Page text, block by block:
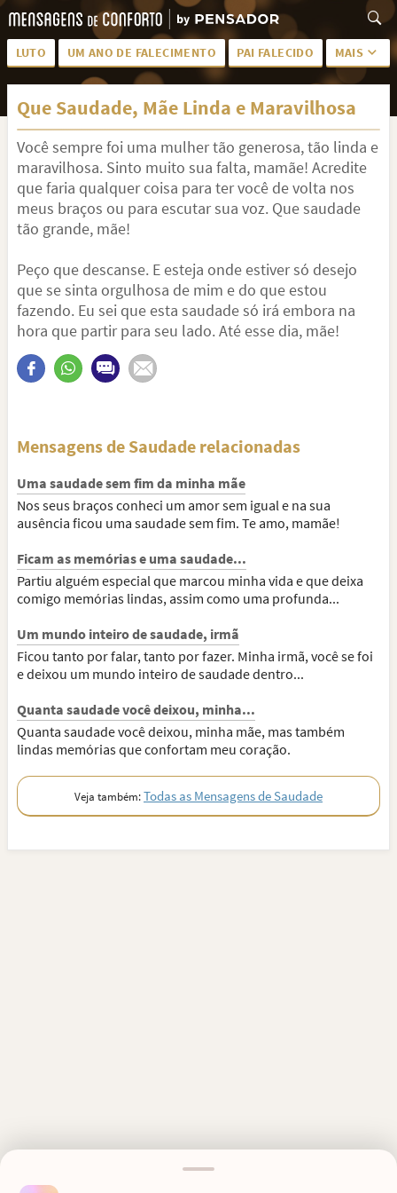
LUTO UM ANO DE FALECIMENTO PAI FALECIDO MAIS
LUTO PARA AMIGA PALAVRAS
SAUDADES DA MÃE
PÊSAMES PARA AMIGA DESCANSE EM PAZ
MEUS SENTIMENTOS PÊSAMES PARA AMIGO
FRASES DE LUTO PARA AMIGO FIM DE NAMORO
Que Saudade, Mãe Linda e Maravilhosa
Você sempre foi uma mulher tão generosa, tão linda e
maravilhosa. Sinto muito sua falta, mamãe! Acredite
que faria qualquer coisa para ter você de volta nos
meus braços ou para escutar sua voz. Que saudade
tão grande, mãe!
Peço que descanse. E esteja onde estiver só desejo
que se sinta orgulhosa de mim e do que estou
fazendo. Eu sei que esta saudade só irá embora na
hora que partir para seu lado. Até esse dia, mãe!
Mensagens de Saudade relacionadas
Uma saudade sem fim da minha mãe
Nos seus braços conheci um amor sem igual e na sua
ausência ficou uma saudade sem fim. Te amo, mamãe!
Ficam as memórias e uma saudade...
Partiu alguém especial que marcou minha vida e que deixa
comigo memórias lindas, assim como uma profunda...
Um mundo inteiro de saudade, irmã
Ficou tanto por falar, tanto por fazer. Minha irmã, você se foi
e deixou um mundo inteiro de saudade dentro...
Quanta saudade você deixou, minha...
Quanta saudade você deixou, minha mãe, mas também
lindas memórias que confortam meu coração.
Veja também:Todas as Mensagens de Saudade